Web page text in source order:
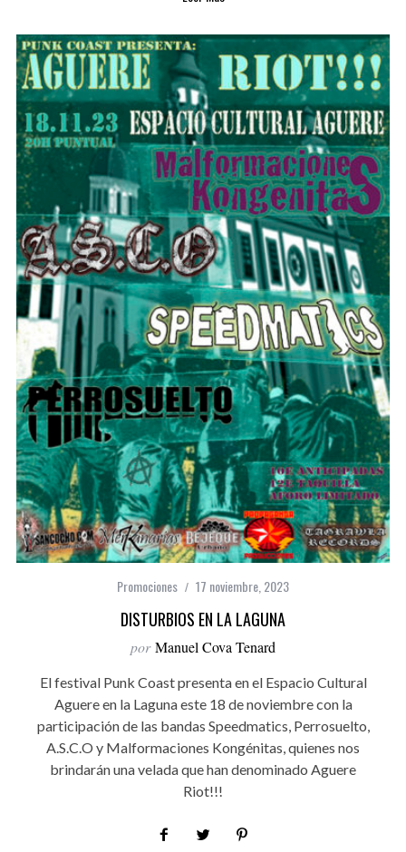
Promociones 17 noviembre, 2023
DISTURBIOS EN LA LAGUNA
por Manuel Cova Tenard
El festival Punk Coast presenta en el Espacio Cultural
Aguere en la Laguna este 18 de noviembre con la
participación de las bandas Speedmatics, Perrosuelto,
A.S.C.O y Malformaciones Kongénitas, quienes nos
brindarán una velada que han denominado Aguere
Riot!!!